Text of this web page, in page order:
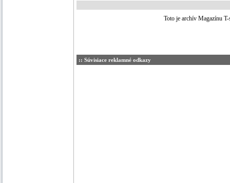
Toto je archív Magazínu
:: Súvisiace reklamné odkazy